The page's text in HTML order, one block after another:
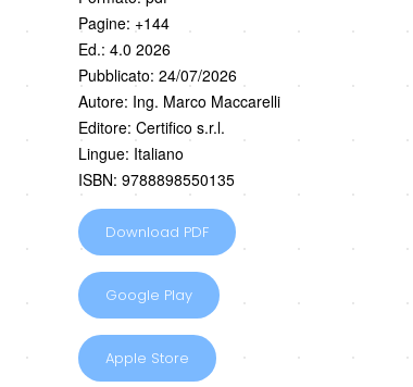
Pagine: +144
Ed.: 4.0 2026
Pubblicato: 24/07/2026
Autore: Ing. Marco Maccarelli
Editore: Certifico s.r.l.
Lingue: Italiano
ISBN: 9788898550135
Download PDF
Google Play
Apple Store